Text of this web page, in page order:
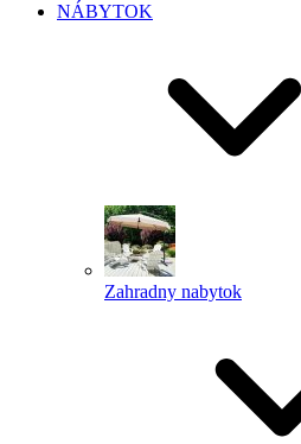
NÁBYTOK
Zahradny nabytok